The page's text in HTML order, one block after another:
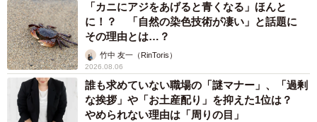
「カニにアジをあげると青くなる」ほんと
に！？ 「自然の染色技術が凄い」と話題に
その理由とは…？
竹中 友一（RinToris）
2026.08.06
誰も求めていない職場の「謎マナー」、「過剰
な挨拶」や「お土産配り」を抑えた1位は？
やめられない理由は「周りの目」